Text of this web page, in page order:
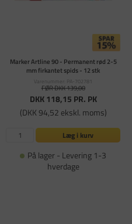
Marker Artline 90 - Permanent rød 2-5
mm firkantet spids - 12 stk
Varenummer: PA-702781
FØR DKK 139,00
DKK 118,15 PR. PK
(DKK 94,52 ekskl. moms)
Læg i kurv
På lager - Levering 1-3
hverdage